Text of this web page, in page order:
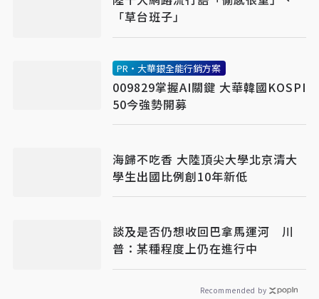
「草台班子」
PR・大華銀全能行銷方案
009829掌握AI關鍵 大華韓國KOSPI
50今強勢開募
海歸不吃香 大陸頂尖大學北京清大
學生出國比例創10年新低
談及是否仍想收回巴拿馬運河 川
普：某種程度上仍在進行中
Recommended by